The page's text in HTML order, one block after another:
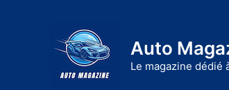
Auto
Le magazine dédié